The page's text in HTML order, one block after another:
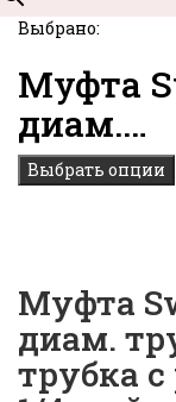
Выбрано:
Муфта
диам.…
Выбрать опции
Муфта
диам.
трубка